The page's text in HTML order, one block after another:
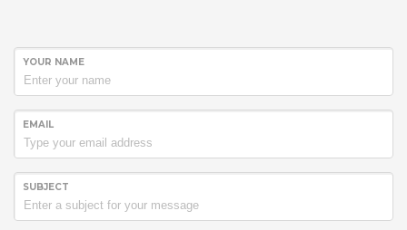
YOUR NAME
EMAIL
SUBJECT